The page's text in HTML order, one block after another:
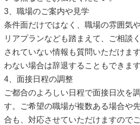
3、職場のご案内や見学
条件面だけではなく、職場の雰囲気
リアプランなども踏まえて、ご相談
されていない情報も質問いただけま
わない場合は辞退することもできます
4、面接日程の調整
ご都合のよろしい日程で面接日次を
す。ご希望の職場が複数ある場合や
合も、対応させていただけますので